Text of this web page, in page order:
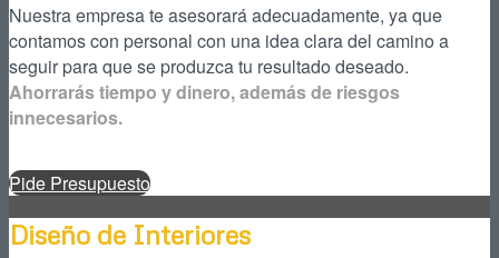
Nuestra empresa te asesorará adecuadamente, ya que
contamos con personal con una idea clara del camino a
seguir para que se produzca tu resultado deseado.
Ahorrarás tiempo y dinero, además de riesgos
innecesarios.
Pide Presupuesto
Diseño de Interiores